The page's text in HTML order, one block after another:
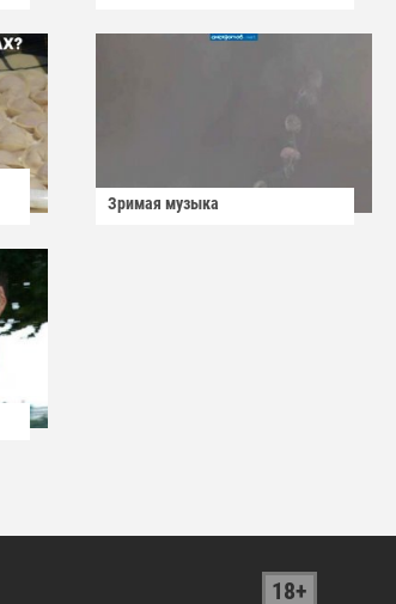
Зримая музыка
18+